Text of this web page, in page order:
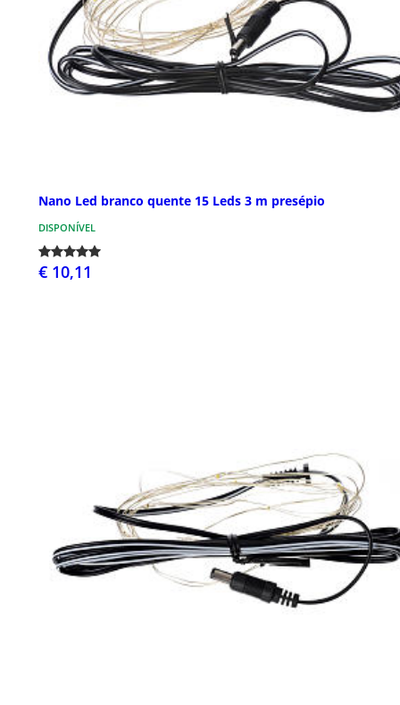
Nano Led branco quente 15 Leds 3 m presépio
DISPONÍVEL
€ 10,11